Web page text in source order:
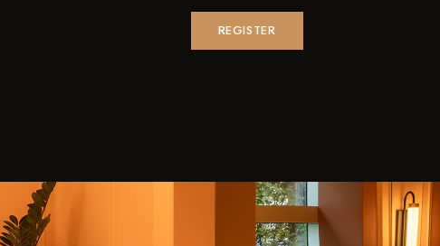
REGISTER